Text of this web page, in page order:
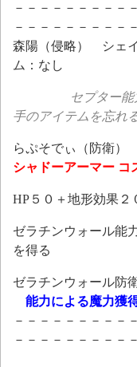
－－－－－－－－－
－－－－－－－－－
森陽（侵略） シェ
ム：なし
セプター
手のアイテムを忘れ
らぷそでぃ（防衛
シャドーアーマー コ
HP５０＋地形効果２
ゼラチンウォール能
を得る
ゼラチンウォール防
能力による魔力獲
－－－－－－－－－
－－－－－－－－－